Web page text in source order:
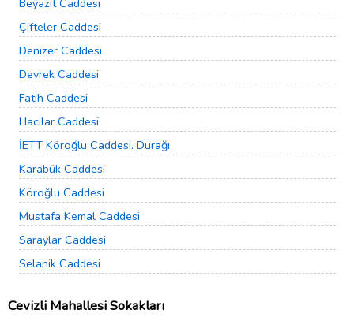
Beyazıt Caddesi
Çifteler Caddesi
Denizer Caddesi
Devrek Caddesi
Fatih Caddesi
Hacılar Caddesi
İETT Köroğlu Caddesi. Durağı
Karabük Caddesi
Köroğlu Caddesi
Mustafa Kemal Caddesi
Saraylar Caddesi
Selanik Caddesi
Cevizli Mahallesi Sokakları